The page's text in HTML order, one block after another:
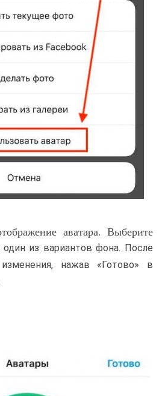
аватара. Выберите
из вариантов фона. После
нажав «Готово» в